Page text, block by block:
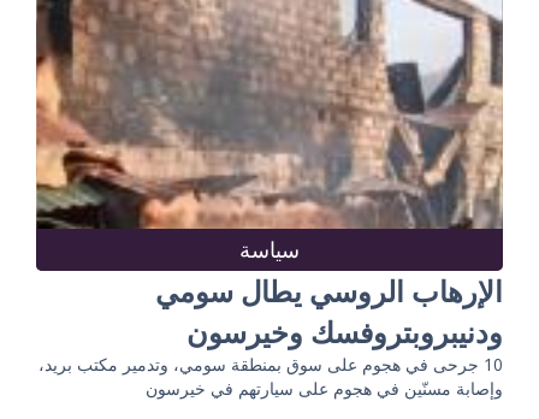
سياسة
الإرهاب الروسي يطال سومي
ودنيبروبتروفسك وخيرسون
10 جرحى في هجوم على سوق بمنطقة سومي، وتدمير مكتب بريد،
وإصابة مسنّين في هجوم على سيارتهم في خيرسون